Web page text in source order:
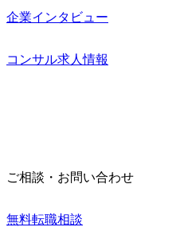
企業インタビュー
コンサル求人情報
ご相談・お問い合わせ
無料転職相談